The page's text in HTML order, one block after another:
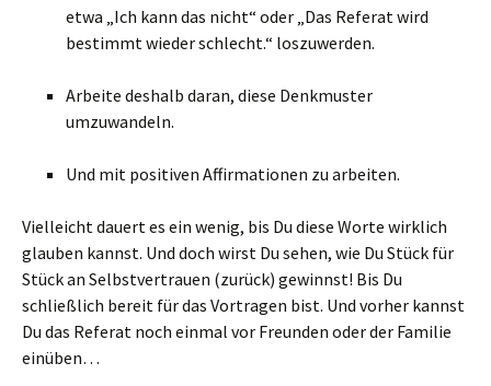
etwa „Ich kann das nicht“ oder „Das Referat wird
bestimmt wieder schlecht.“ loszuwerden.
Arbeite deshalb daran, diese Denkmuster
umzuwandeln.
Und mit positiven Affirmationen zu arbeiten.
Vielleicht dauert es ein wenig, bis Du diese Worte wirklich
glauben kannst. Und doch wirst Du sehen, wie Du Stück für
Stück an Selbstvertrauen (zurück) gewinnst! Bis Du
schließlich bereit für das Vortragen bist. Und vorher kannst
Du das Referat noch einmal vor Freunden oder der Familie
einüben…